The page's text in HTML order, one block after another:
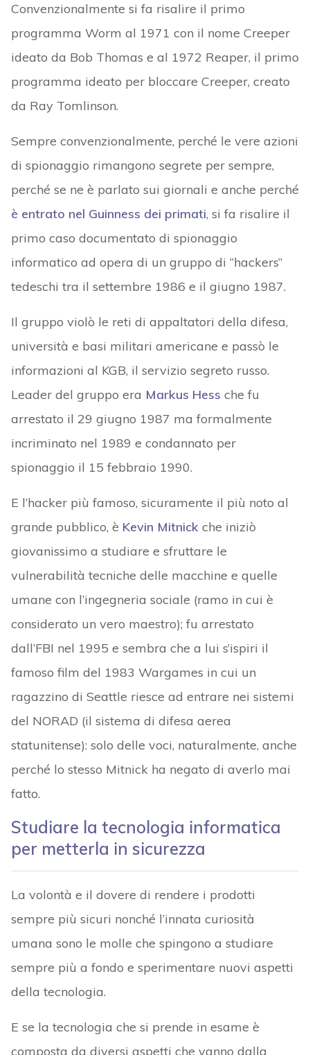
Convenzionalmente si fa risalire il primo
programma Worm al 1971 con il nome Creeper
ideato da Bob Thomas e al 1972 Reaper, il primo
programma ideato per bloccare Creeper, creato
da Ray Tomlinson.
Sempre convenzionalmente, perché le vere azioni
di spionaggio rimangono segrete per sempre,
perché se ne è parlato sui giornali e anche perché
è entrato nel Guinness dei primati, si fa risalire il
primo caso documentato di spionaggio
informatico ad opera di un gruppo di “hackers”
tedeschi tra il settembre 1986 e il giugno 1987.
Il gruppo violò le reti di appaltatori della difesa,
università e basi militari americane e passò le
informazioni al KGB, il servizio segreto russo.
Leader del gruppo era Markus Hess che fu
arrestato il 29 giugno 1987 ma formalmente
incriminato nel 1989 e condannato per
spionaggio il 15 febbraio 1990.
E l’hacker più famoso, sicuramente il più noto al
grande pubblico, è Kevin Mitnickche iniziò
giovanissimo a studiare e sfruttare le
vulnerabilità tecniche delle macchine e quelle
umane con l’ingegneria sociale (ramo in cui è
considerato un vero maestro); fu arrestato
dall’FBI nel 1995 e sembra che a lui s’ispiri il
famoso film del 1983 Wargames in cui un
ragazzino di Seattle riesce ad entrare nei sistemi
del NORAD (il sistema di difesa aerea
statunitense): solo delle voci, naturalmente, anche
perché lo stesso Mitnick ha negato di averlo mai
fatto.
Studiare la tecnologia informatica
per metterla in sicurezza
La volontà e il dovere di rendere i prodotti
sempre più sicuri nonché l’innata curiosità
umana sono le molle che spingono a studiare
sempre più a fondo e sperimentare nuovi aspetti
della tecnologia.
E se la tecnologia che si prende in esame è
composta da diversi aspetti che vanno dalla